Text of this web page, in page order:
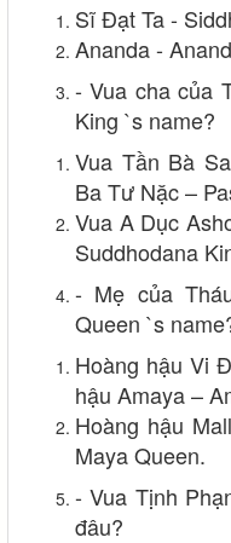
Sĩ Đạt Ta -
Ananda -
- Vua cha của
King `s name?
Vua Tần Bà
Ba Tư Nặc –
Vua A Dục
Suddhodana
- Mẹ của
Queen `s
Hoàng hậu Vi
hậu Amaya –
Hoàng hậu
Maya Queen.
- Vua Tịnh
đâu?